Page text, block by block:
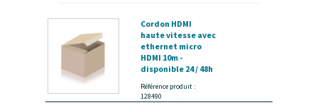
Cordon HDMI
haute vitesse avec
ethernet micro
HDMI 10m -
disponible 24 / 48h
Référence produit :
128490